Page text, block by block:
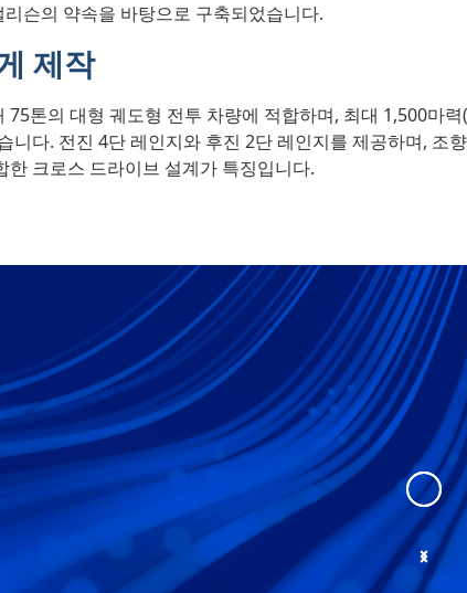
슨의 약속을 바탕으로 구축되었습니다.
제작
75톤의 대형 궤도형 전투 차량에 적합하며, 최대 1,500마
니다. 전진 4단 레인지와 후진 2단 레인지를 제공하며, 조
크로스 드라이브 설계가 특징입니다.